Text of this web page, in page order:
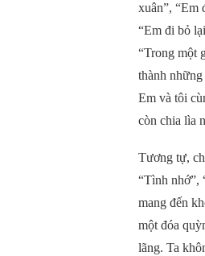
xuân”, “Em
“Em đi bỏ
“Trong một
thành
Em và tôi
còn chia lìa
Tương tự,
“Tình nhớ”,
mang đến
một đóa
lãng. Ta